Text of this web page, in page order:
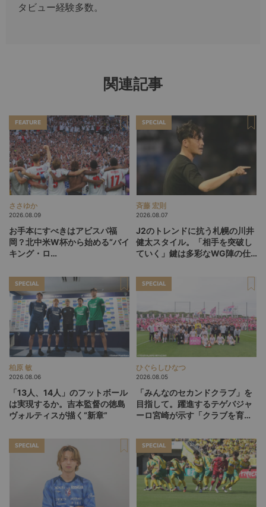
タビュー経験多数。
関連記事
FEATURE
ささゆか
2026.08.09
お手本にすべきはアビスパ福
岡？北中米W杯から始める“バイ
キング・ロ
探す旅
SPECIAL
斉藤 宏則
2026.08.07
J2のトレンドに抗う札幌の川井
健太スタイル。「相手を突破し
ていく」鍵は多彩なWG陣の仕
SPECIAL
柏原 敏
2026.08.06
「13人、14人」のフットボール
は実現するか。吉本監督の徳島
ヴォルティスが描く“新章”
SPECIAL
ひぐらしひなつ
2026.08.05
「みんなのセカンドクラブ」を
目指して。躍進するテゲバジャ
ーロ宮崎が示す「クラブを育て
SPECIAL SPECIAL